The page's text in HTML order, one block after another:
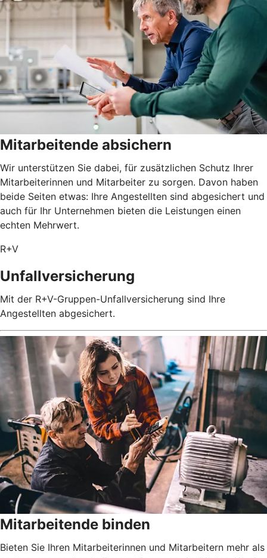
Mitarbeitende absichern
Wir unterstützen Sie dabei, für zusätzlichen Schutz Ihrer
Mitarbeiterinnen und Mitarbeiter zu sorgen. Davon haben
beide Seiten etwas: Ihre Angestellten sind abgesichert und
auch für Ihr Unternehmen bieten die Leistungen einen
echten Mehrwert.
R+V
Unfallversicherung
Mit der R+V-Gruppen-Unfallversicherung sind Ihre
Angestellten abgesichert.
Mitarbeitende binden
Bieten Sie Ihren Mitarbeiterinnen und Mitarbeitern mehr als